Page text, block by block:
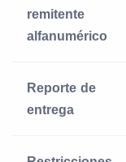
remitente
alfanumérico
Reporte de
entrega